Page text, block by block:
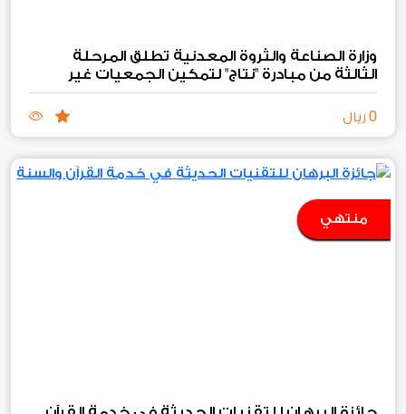
وزارة الصناعة والثروة المعدنية تطلق المرحلة
الثالثة من مبادرة "نتاج" لتمكين الجمعيات غير
الربحية الصناعية والتعدينية
0 ريال
منتهي